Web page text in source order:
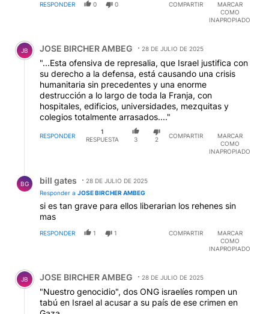
RESPONDER 0 0 COMPARTIR
MARCAR
COMO
INAPROPIADO
Comentario de JOSE BIRCHER AMBEG.
JB JOSE BIRCHER AMBEG 28 DE JULIO DE 2025
"...Esta ofensiva de represalia, que Israel justifica con
su derecho a la defensa, está causando una crisis
humanitaria sin precedentes y una enorme
destrucción a lo largo de toda la Franja, con
hospitales, edificios, universidades, mezquitas y
colegios totalmente arrasados...."
RESPONDER
1
RESPUESTA
3 2
COMPARTIR
MARCAR
COMO
INAPROPIADO
BG bill gates
28 DE JULIO DE 2025
Responder a JOSE BIRCHER AMBEG
si es tan grave para ellos liberarian los rehenes sin
mas
RESPONDER 1 1 COMPARTIR
MARCAR
COMO
INAPROPIADO
Comentario de JOSE BIRCHER AMBEG.
JB JOSE BIRCHER AMBEG 28 DE JULIO DE 2025
"Nuestro genocidio", dos ONG israelíes rompen un
tabú en Israel al acusar a su país de ese crimen en